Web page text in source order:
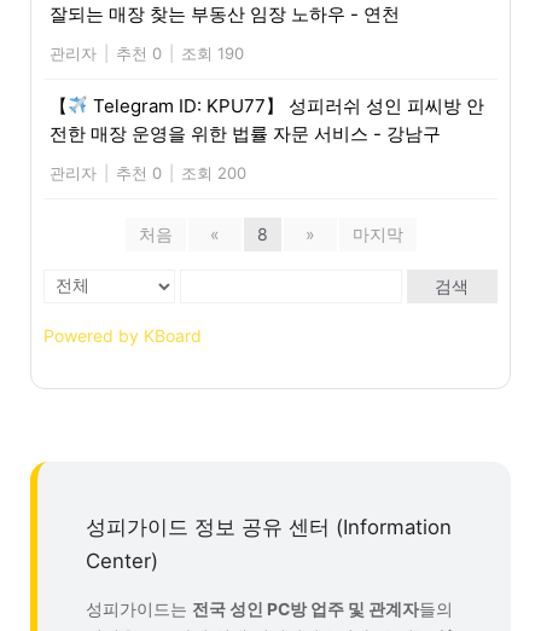
잘되는 매장 찾는 부동산 임장 노하우 - 연천
관리자 추천 0 조회 190
【
Telegram ID: KPU77】 성피러쉬 성인 피씨방 안
전한 매장 운영을 위한 법률 자문 서비스 - 강남구
관리자 추천 0 조회 200
처음 « 8 » 마지막
검색
Powered by KBoard
성피가이드 정보 공유 센터 (Information
Center)
성피가이드는 전국 성인 PC방 업주 및 관계자들의